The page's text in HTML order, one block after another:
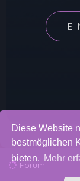
Diese Website
bestmöglichen
bieten. Mehr
Forum